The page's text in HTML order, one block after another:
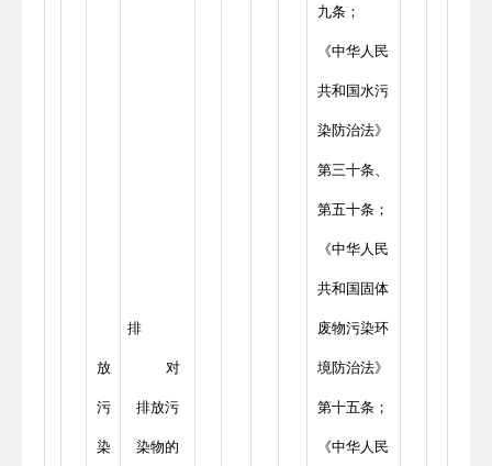
排
放
污
染
对
排放污
染物的
九条；
《中华人民
共和国水污
染防治法》
第三十条、
第五十条；
《中华人民
共和国固体
废物污染环
境防治法》
第十五条；
《中华人民